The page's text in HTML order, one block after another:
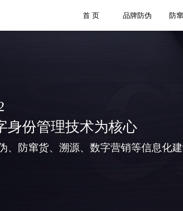
首 页 品牌防伪 防
身份管理技术为核心
、防窜货、溯源、数字营销等信息化